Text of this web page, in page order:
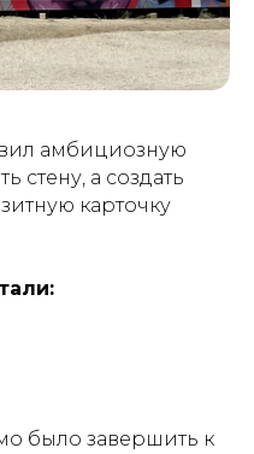
амбициозную
стену, а создать
карточку
было завершить к